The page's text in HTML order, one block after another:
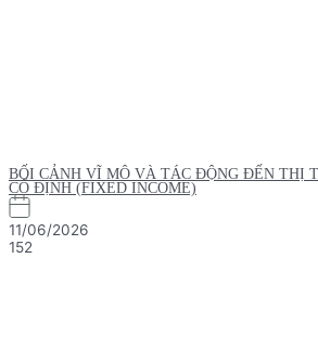
BỐI CẢNH VĨ MÔ VÀ TÁC ĐỘNG ĐẾN THỊ
CỐ ĐỊNH (FIXED INCOME)
11/06/2026
152